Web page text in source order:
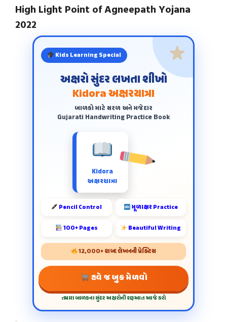
High Light Point of Agneepath Yojana
2022
Kids Learning Special
અક્ષરો સુંદર લખતા શીખો
Kidora અક્ષરયાત્રા
બાળકો માટે સરળ અને મજેદાર
Gujarati Handwriting Practice Book
Kidora
અક્ષરયાત્રા
Pencil Control મૂળાક્ષર Practice
100+ Pages Beautiful Writing
12,000+ શબ્દ લેખનની પ્રેક્ટિસ
હવે જ બુક મેળવો
તમારા બાળકના સુંદર અક્ષરોની શરૂઆત આજે કરો